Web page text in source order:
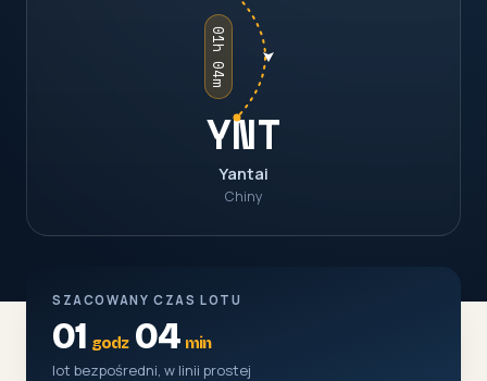
01h 04m
YNT
Yantai
Chiny
SZACOWANY CZAS LOTU
01 godz04 min
lot bezpośredni, w linii prostej